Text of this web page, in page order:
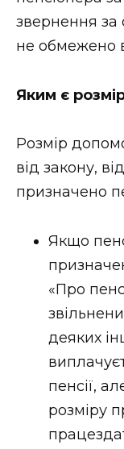
ФОТО
ВІДЕО
звернення за
не обмежено
Яким є
Розмір
від закону,
призначено
Якщо
«Про
деяких
пенсії,
розміру